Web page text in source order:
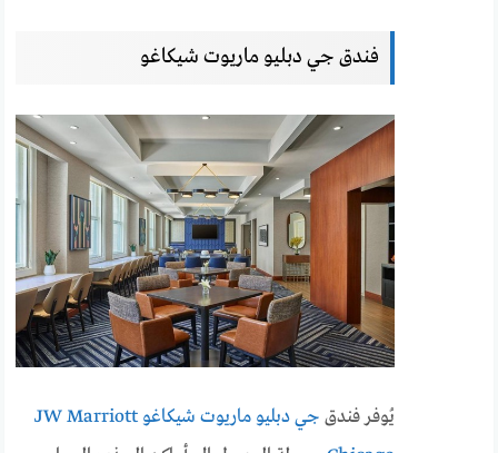
فندق جي دبليو ماريوت شيكاغو
يُوفر فندق
جي دبليو ماريوت شيكاغو JW Marriott